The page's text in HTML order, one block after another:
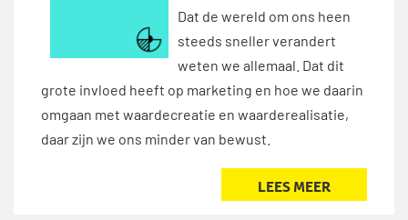
Dat de wereld om ons heen
steeds sneller verandert
weten we allemaal. Dat dit
grote invloed heeft op marketing en hoe we daarin
omgaan met waardecreatie en waarderealisatie,
daar zijn we ons minder van bewust.
LEES MEER